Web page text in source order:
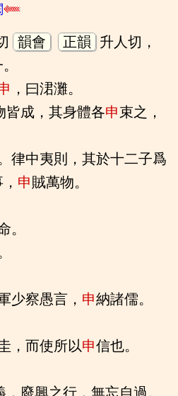
韻會 正韻
升人切，
，曰涒灘。
皆成，其身體各申束之，
律中夷則，其於十二子爲
申賊萬物。
。
少察愚言， 申納諸儒。
，而使所以申信也。
，廢興之行，無忘自過。